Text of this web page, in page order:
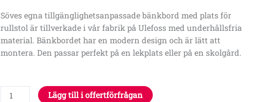
Söves egna tillgänglighetsanpassade bänkbord med plats för
rullstol är tillverkade i vår fabrik på Ulefoss med underhållsfria
material. Bänkbordet har en modern design och är lätt att
montera. Den passar perfekt på en lekplats eller på en skolgård.
Lägg till i offertförfrågan